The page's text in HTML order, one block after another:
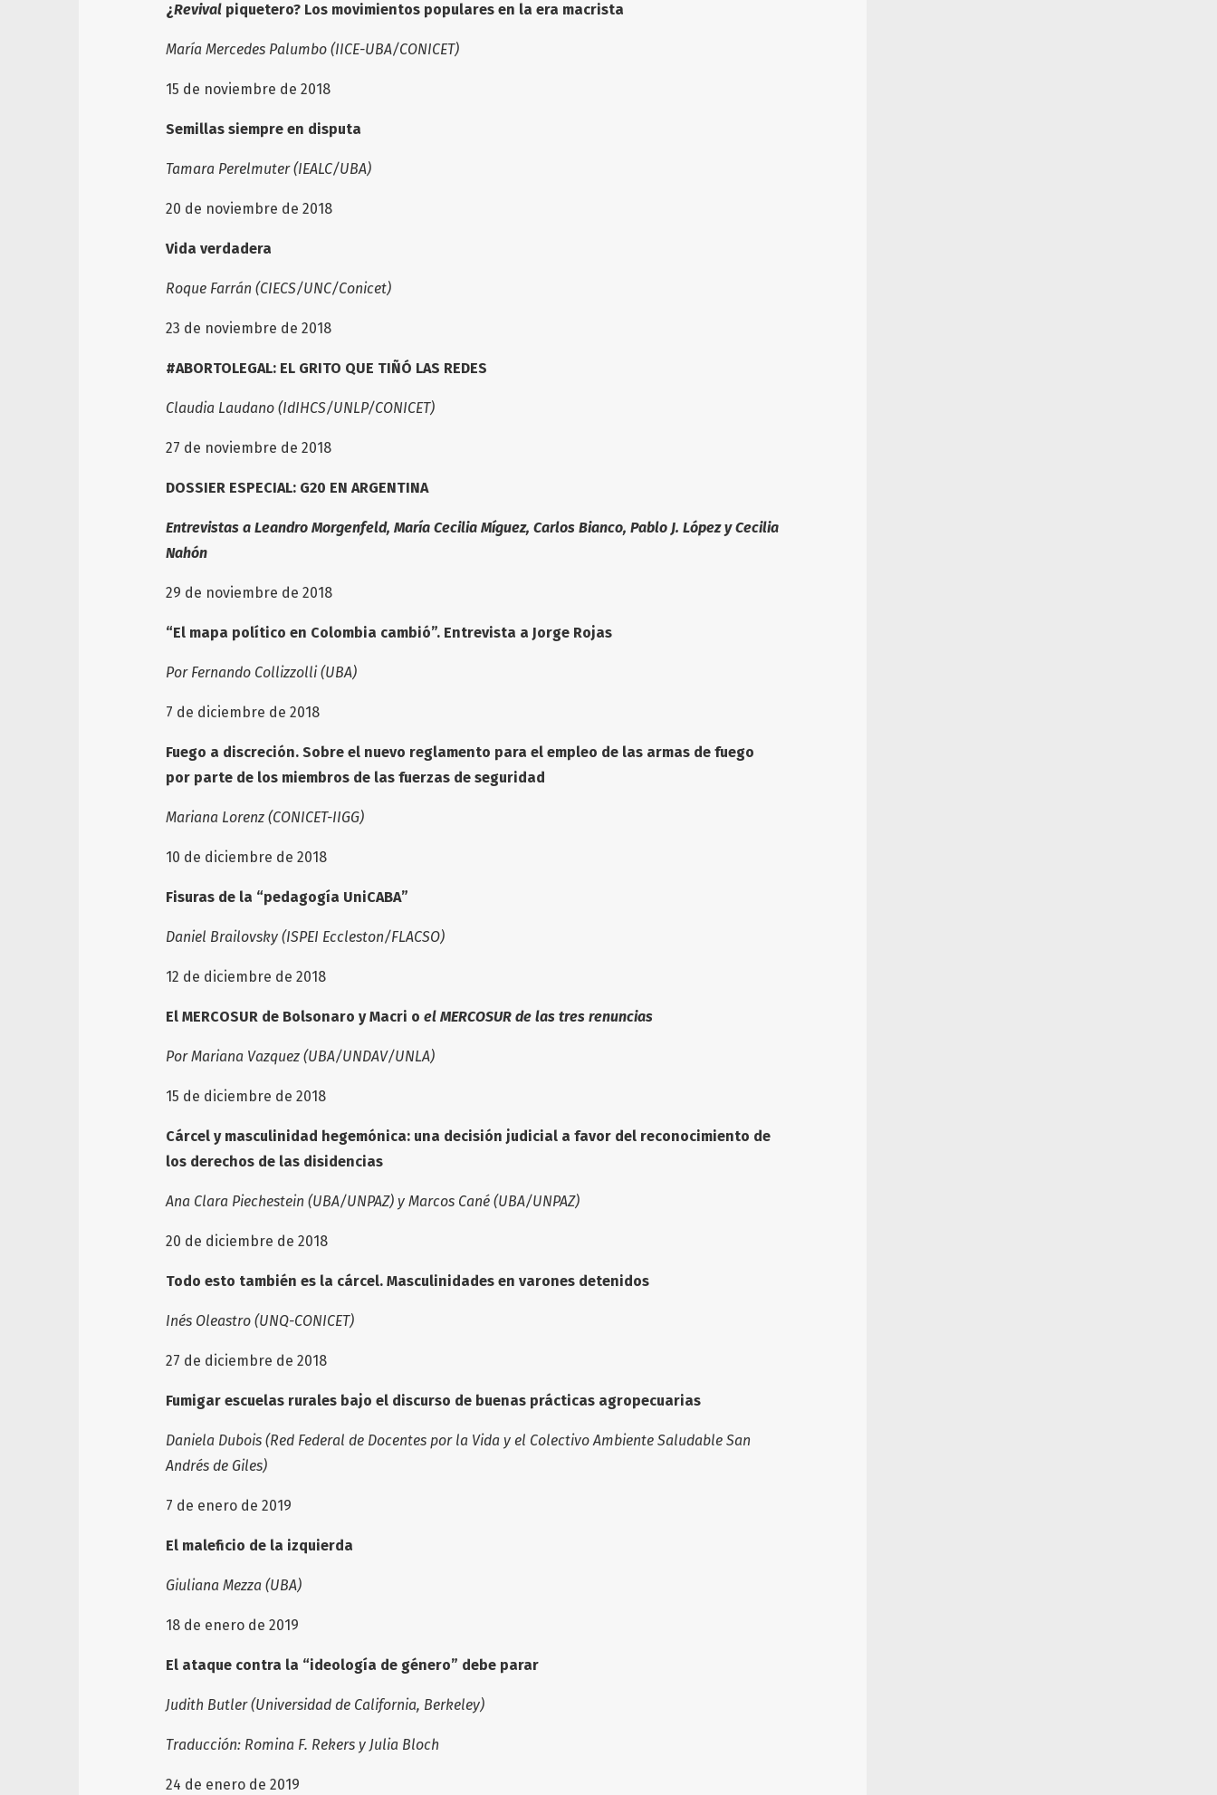
¿Revival piquetero? Los movimientos populares en la era macrista
María Mercedes Palumbo (IICE-UBA/CONICET)
15 de noviembre de 2018
Semillas siempre en disputa
Tamara Perelmuter (IEALC/UBA)
20 de noviembre de 2018
Vida verdadera
Roque Farrán (CIECS/UNC/Conicet)
23 de noviembre de 2018
#ABORTOLEGAL: EL GRITO QUE TIÑÓ LAS REDES
Claudia Laudano (IdIHCS/UNLP/CONICET)
27 de noviembre de 2018
DOSSIER ESPECIAL: G20 EN ARGENTINA
Entrevistas a Leandro Morgenfeld, María Cecilia Míguez, Carlos Bianco, Pablo J. López y Cecilia
Nahón
29 de noviembre de 2018
“El mapa político en Colombia cambió”. Entrevista a Jorge Rojas
Por Fernando Collizzolli (UBA)
7 de diciembre de 2018
Fuego a discreción. Sobre el nuevo reglamento para el empleo de las armas de fuego
por parte de los miembros de las fuerzas de seguridad
Mariana Lorenz (CONICET-IIGG)
10 de diciembre de 2018
Fisuras de la “pedagogía UniCABA”
Daniel Brailovsky (ISPEI Eccleston/FLACSO)
12 de diciembre de 2018
El MERCOSUR de Bolsonaro y Macri o el MERCOSUR de las tres renuncias
Por Mariana Vazquez (UBA/UNDAV/UNLA)
15 de diciembre de 2018
Cárcel y masculinidad hegemónica: una decisión judicial a favor del reconocimiento de
los derechos de las disidencias
Ana Clara Piechestein (UBA/UNPAZ) y Marcos Cané (UBA/UNPAZ)
20 de diciembre de 2018
Todo esto también es la cárcel. Masculinidades en varones detenidos
Inés Oleastro (UNQ-CONICET)
27 de diciembre de 2018
Fumigar escuelas rurales bajo el discurso de buenas prácticas agropecuarias
Daniela Dubois (Red Federal de Docentes por la Vida y el Colectivo Ambiente Saludable San
Andrés de Giles)
7 de enero de 2019
El maleficio de la izquierda
Giuliana Mezza (UBA)
18 de enero de 2019
El ataque contra la “ideología de género” debe parar
Judith Butler (Universidad de California, Berkeley)
Traducción: Romina F. Rekers y Julia Bloch
24 de enero de 2019